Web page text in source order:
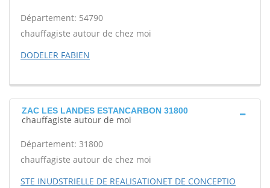
Département: 54790
chauffagiste autour de chez moi
DODELER FABIEN
ZAC LES LANDES ESTANCARBON 31800
chauffagiste autour de moi
Département: 31800
chauffagiste autour de chez moi
STE INUDSTRIELLE DE REALISATIONET DE CONCEPTIO